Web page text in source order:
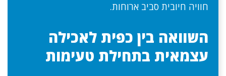
חוויה חיובית סביב ארוחות.
השוואה בין כפית לאכילה
עצמאית בתחילת טעימות